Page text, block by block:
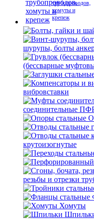
трубопроводов,
хомуты и
крепеж
шурупы, болты
(бессварные
вибровставки
соединительные
крутоизогнутые
резьбы и отрезки
Хомуты